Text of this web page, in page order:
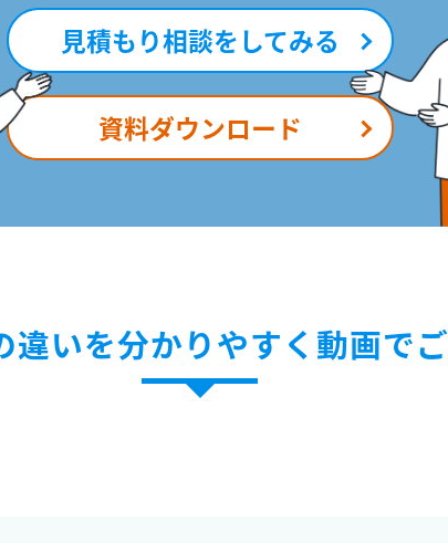
見積もり相談をしてみる
資料ダウンロード
違いを分かりやすく動画で